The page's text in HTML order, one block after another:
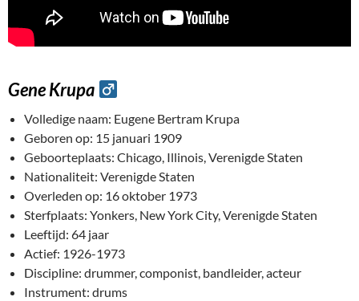
Gene Krupa
Volledige naam: Eugene Bertram Krupa
Geboren op: 15 januari 1909
Geboorteplaats: Chicago, Illinois, Verenigde Staten
Nationaliteit: Verenigde Staten
Overleden op: 16 oktober 1973
Sterfplaats: Yonkers, New York City, Verenigde Staten
Leeftijd: 64 jaar
Actief: 1926-1973
Discipline: drummer, componist, bandleider, acteur
Instrument: drums